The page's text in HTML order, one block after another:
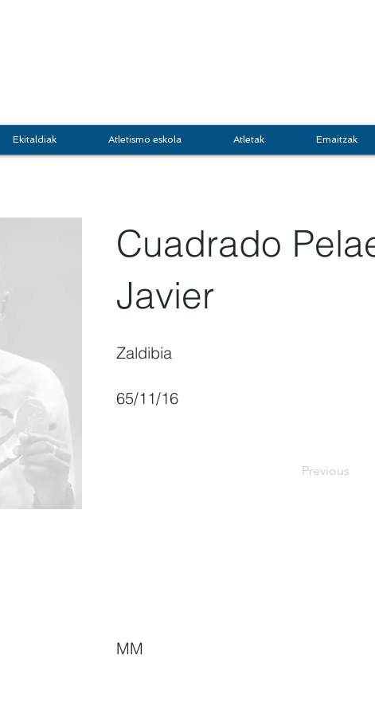
Cuadrado
Javier
Zaldibia
65/11/16
Previous
MM
Ekitaldiak Atletismo eskola Atletak Emaitzak